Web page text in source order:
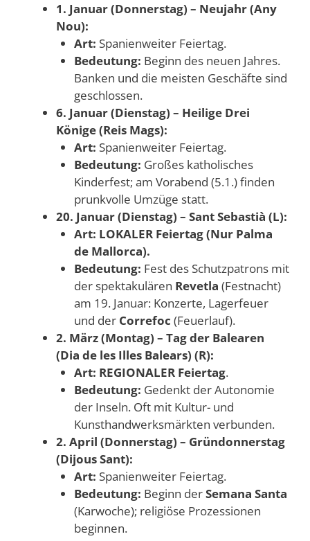
1. Januar (Donnerstag) – Neujahr (Any
Nou):
Art: Spanienweiter Feiertag.
Bedeutung: Beginn des neuen Jahres.
Banken und die meisten Geschäfte sind
geschlossen.
6. Januar (Dienstag) – Heilige Drei
Könige (Reis Mags):
Art: Spanienweiter Feiertag.
Bedeutung: Großes katholisches
Kinderfest; am Vorabend (5.1.) finden
prunkvolle Umzüge statt.
20. Januar (Dienstag) – Sant Sebastià (L):
Art: LOKALER Feiertag (Nur Palma
de Mallorca).
Bedeutung: Fest des Schutzpatrons mit
der spektakulären Revetla (Festnacht)
am 19. Januar: Konzerte, Lagerfeuer
und der Correfoc (Feuerlauf).
2. März (Montag) – Tag der Balearen
(Dia de les Illes Balears) (R):
Art: REGIONALER Feiertag.
Bedeutung: Gedenkt der Autonomie
der Inseln. Oft mit Kultur- und
Kunsthandwerksmärkten verbunden.
2. April (Donnerstag) – Gründonnerstag
(Dijous Sant):
Art: Spanienweiter Feiertag.
Bedeutung: Beginn derSemana Santa
(Karwoche); religiöse Prozessionen
beginnen.